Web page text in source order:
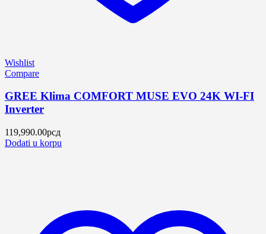
Wishlist
Compare
GREE Klima COMFORT MUSE EVO 24K WI-FI
Inverter
119,990.00рсд
Dodati u korpu